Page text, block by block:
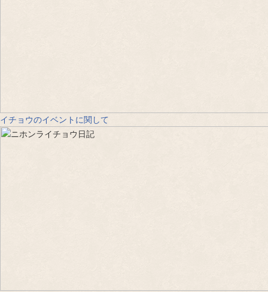
イチョウのイベントに関して